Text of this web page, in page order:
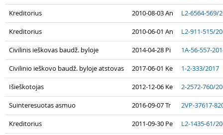
Kreditorius 2010-08-03 An L2-6564-569/
Kreditorius 2010-06-01 An L2-911-515/
Civilinis ieškovas baudž. byloje 2014-04-28 Pi 1A-56-557-
Civilinio ieškovo baudž. byloje atstovas 2017-06-01 Ke 1-2-333/2017
Išieškotojas 2012-12-06 Ke 2-2572-760/
Suinteresuotas asmuo 2016-09-07 Tr 2VP-37617-
Kreditorius 2011-09-30 Pe L2-1435-61/